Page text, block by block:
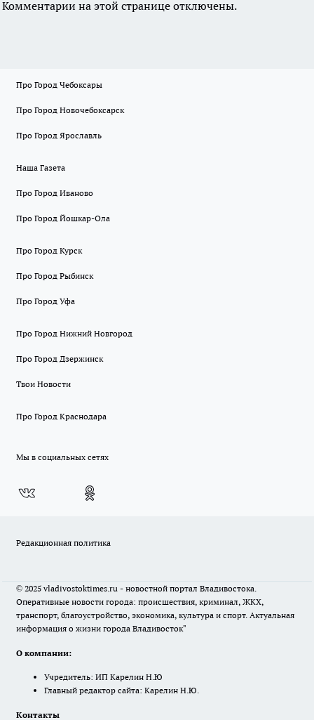
Комментарии на этой странице отключены.
Про Город Чебоксары
Про Город Новочебоксарск
Про Город Ярославль
Наша Газета
Про Город Иваново
Про Город Йошкар-Ола
Про Город Курск
Про Город Рыбинск
Про Город Уфа
Про Город Нижний Новгород
Про Город Дзержинск
Твои Новости
Про Город Краснодара
Мы в социальных сетях
Редакционная политика
© 2025 vladivostoktimes.ru - новостной портал Владивостока.
Оперативные новости города: происшествия, криминал, ЖКХ,
транспорт, благоустройство, экономика, культура и спорт. Актуальная
информация о жизни города Владивосток"
О компании:
Учредитель: ИП Карелин Н.Ю
Главный редактор сайта: Карелин Н.Ю.
Контакты